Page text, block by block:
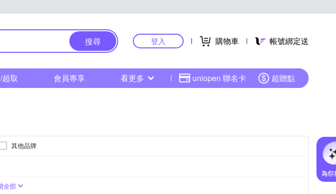
搜尋 登入 購物車 帳號綁定送
超取 會員專享 看更多 uniopen 聯名卡 超贈點
其他品牌
底座組合
全部